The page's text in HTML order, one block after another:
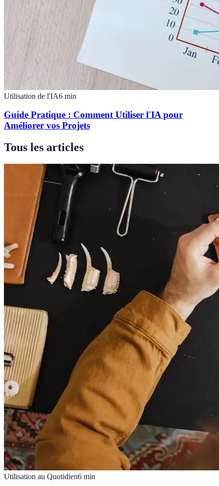
Utilisation de l'IA6 min
Guide Pratique : Comment Utiliser l'IA pour
Améliorer vos Projets
Tous les articles
Utilisation au Quotidien6 min